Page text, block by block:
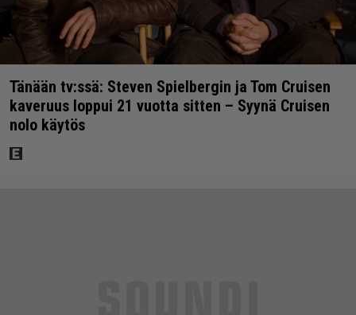
Tänään tv:ssä: Steven Spielbergin ja Tom Cruisen
kaveruus loppui 21 vuotta sitten – Syynä Cruisen
nolo käytös